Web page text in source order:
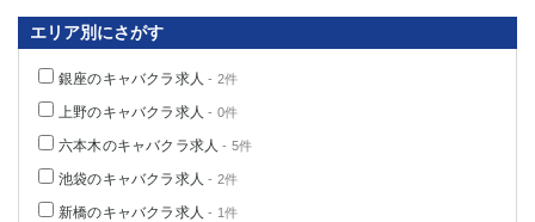
エリア別にさがす
銀座のキャバクラ求人- 2件
上野のキャバクラ求人- 0件
六本木のキャバクラ求人- 5件
池袋のキャバクラ求人- 2件
新橋のキャバクラ求人- 1件